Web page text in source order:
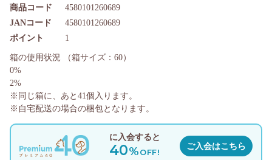
商品コード 4580101260689
ポイント 1
JANコード 4580101260689
に入会すると
40%OFF!
ご入会はこちら
箱の使用状況
（箱サイズ：60）
0%
2%
※同じ箱に、あと 41個入ります。
※自宅配送の場合の梱包となります。